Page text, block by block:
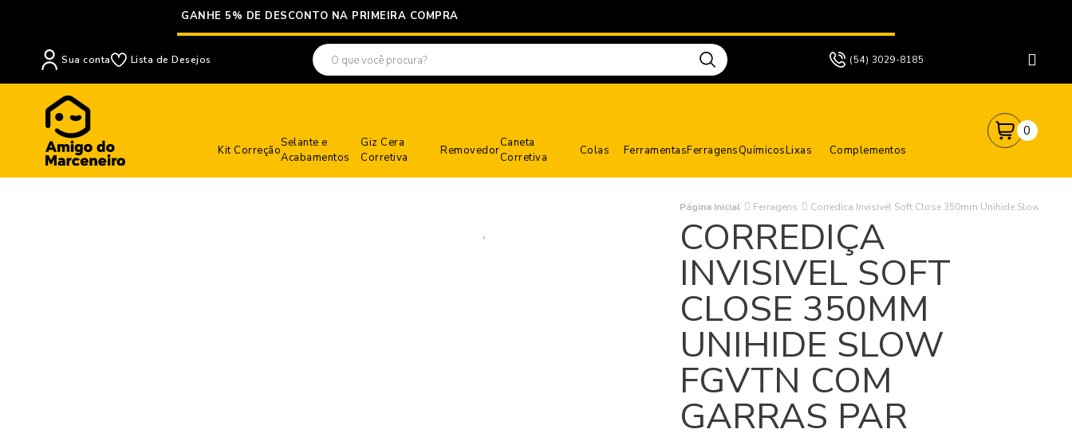
GANHE 5% DE DESCONTO NA PRIMEIRA COMPRA
Sua conta Lista de Desejos (54) 3029-8185
Kit Correção
Selante e
Acabamentos
Giz Cera
Corretiva
Removedor
Caneta
Corretiva
Colas FerramentasFerragensQuímicosLixas Complementos
0
Página Inicial Ferragens Corredica Invisivel Soft Close 350mm Unihide Slow Fgvtn
CORREDIÇA
INVISIVEL SOFT
CLOSE 350MM
UNIHIDE SLOW
FGVTN COM
GARRAS PAR